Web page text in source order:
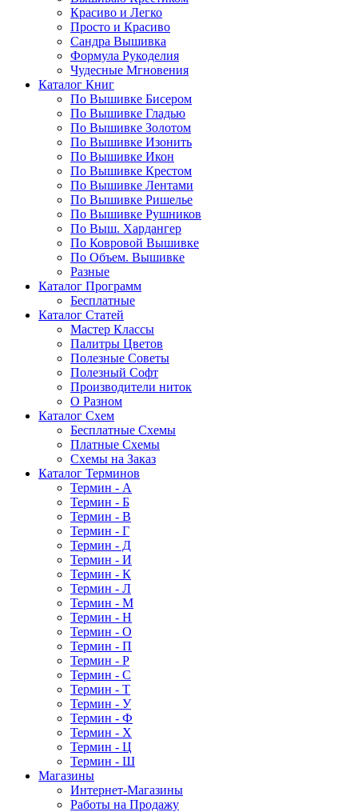
Красиво и Легко
Просто и Красиво
Сандра Вышивка
Формула Рукоделия
Чудесные Мгновения
Каталог Книг
По Вышивке Бисером
По Вышивке Гладью
По Вышивке Золотом
По Вышивке Изонить
По Вышивке Икон
По Вышивке Крестом
По Вышивке Лентами
По Вышивке Ришелье
По Вышивке Рушников
По Выш. Хардангер
По Ковровой Вышивке
По Объем. Вышивке
Разные
Каталог Программ
Бесплатные
Каталог Статей
Мастер Классы
Палитры Цветов
Полезные Советы
Полезный Софт
Производители ниток
О Разном
Каталог Схем
Бесплатные Схемы
Платные Схемы
Схемы на Заказ
Каталог Терминов
Термин - А
Термин - Б
Термин - В
Термин - Г
Термин - Д
Термин - И
Термин - К
Термин - Л
Термин - М
Термин - Н
Термин - О
Термин - П
Термин - Р
Термин - С
Термин - Т
Термин - У
Термин - Ф
Термин - Х
Термин - Ц
Термин - Ш
Магазины
Интернет-Магазины
Работы на Продажу